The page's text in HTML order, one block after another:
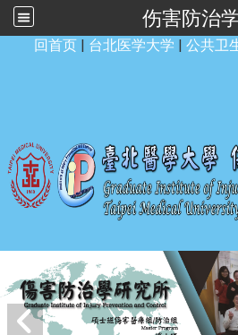
伤害防治
回首页 | 台北医学大学 | 公共卫